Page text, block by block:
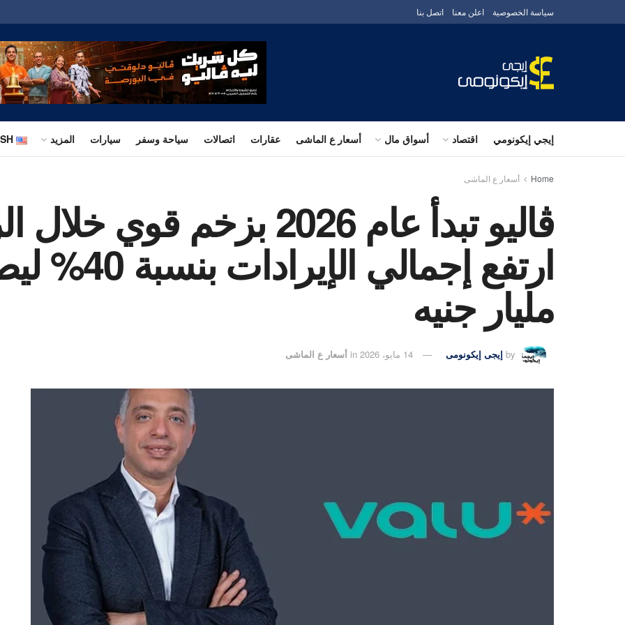
سياسة الخصوصية اعلن معنا اتصل بنا
إيجي إيكونومي اقتصاد أسواق مال أسعار ع الماشى عقارات اتصالات سياحة وسفر سيارات المزيد
Home أسعار ع الماشى
ڤاليو تبدأ عام 2026 بزخم
مليار جنيه
by إيجى إيكونومى 14 مايو، 2026 in أسعار ع الماشى